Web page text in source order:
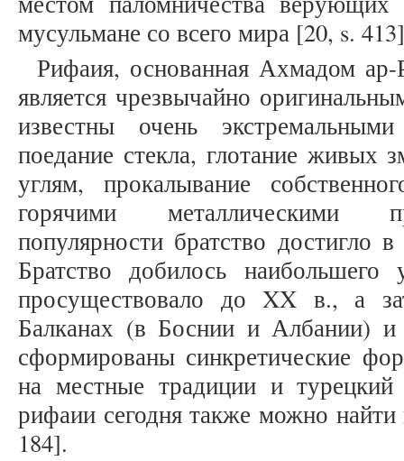
мусульмане со всего мира [20, s.
Рифаия, основанная Ахмадом
является чрезвычайно
известны очень
поедание стекла, глотание живых
углям, прокалывание
горячими металлическими
популярности братство достигло
Братство добилось
просуществовало до XX в., а
Балканах (в Боснии и Албании)
сформированы синкретические
на местные традиции и
рифаии сегодня также можно
184].